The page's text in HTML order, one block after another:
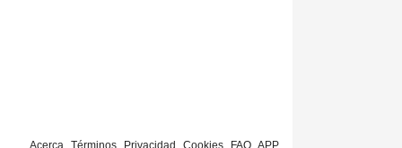
Acerca Términos Privacidad Cookies FAQ APP